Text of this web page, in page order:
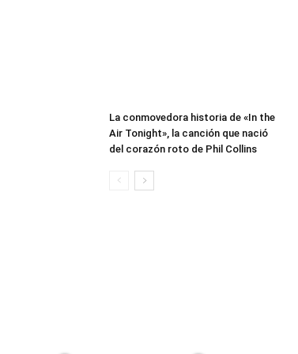
La conmovedora historia de «In the
Air Tonight», la canción que nació
del corazón roto de Phil Collins